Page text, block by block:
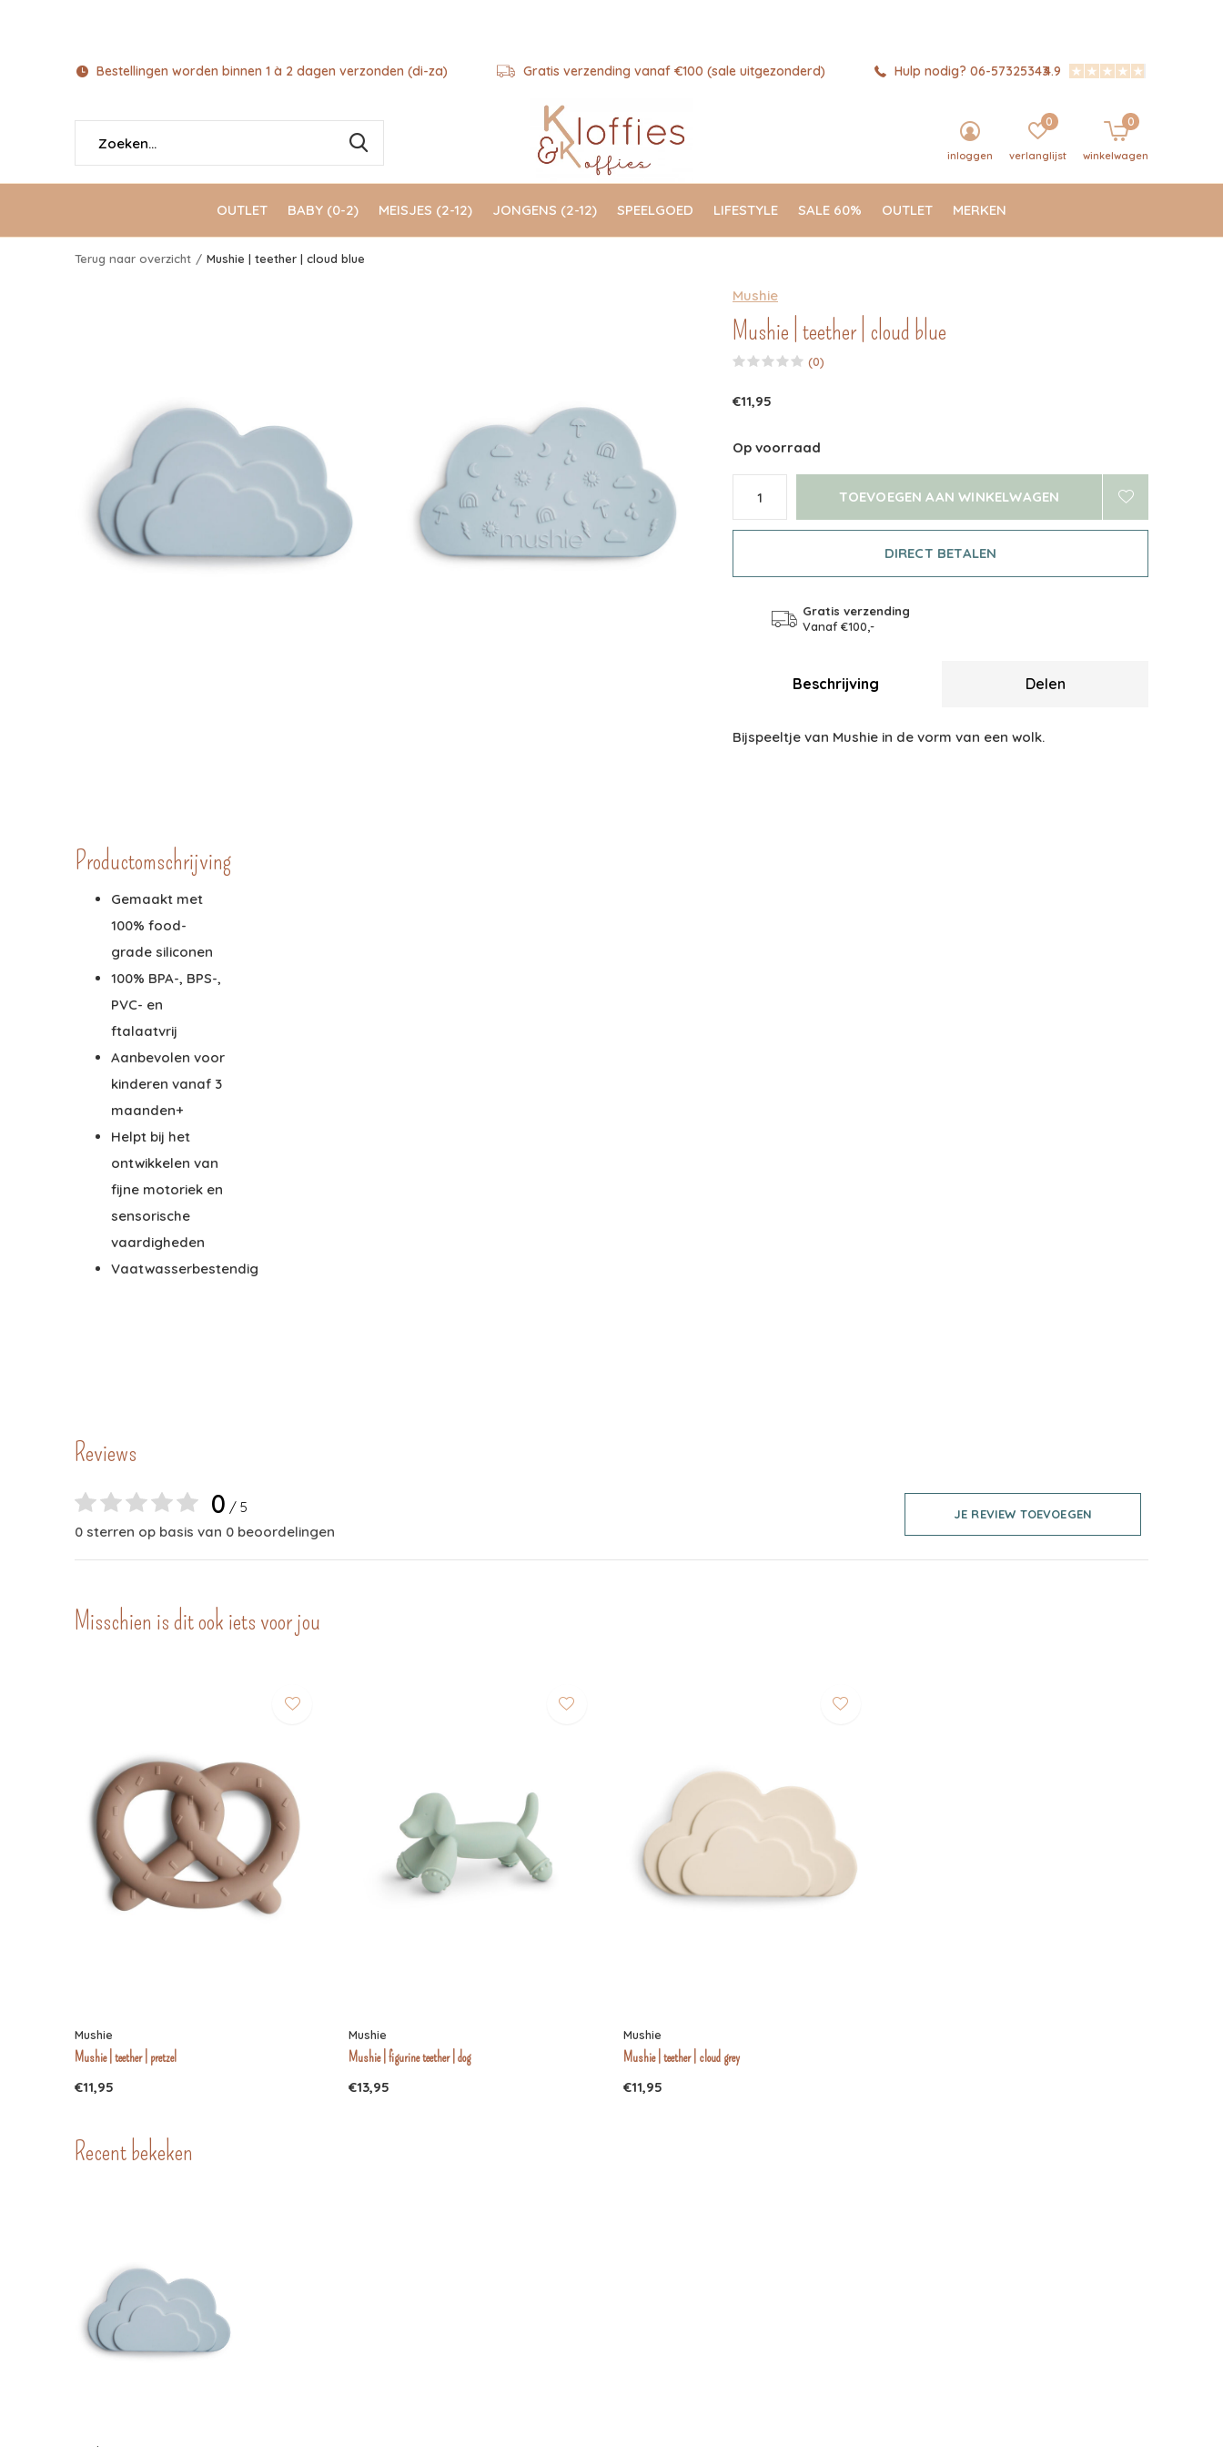
OUTLET BABY (0-2) MEISJES (2-12) JONGENS (2-12) SPEELGOED LIFESTYLE SALE 60% OUTLET MERKEN
inloggen verlanglijst
0
winkelwagen
0
Bestellingen worden binnen 1 à 2 dagen verzonden (di-za) Gratis verzending vanaf €100 (sale uitgezonderd) Hulp nodig? 06-573253434.9
Terug naar overzicht Mushie | teether | cloud blue
Mushie
Mushie | teether | cloud blue
(0)
€11,95
Op voorraad
TOEVOEGEN AAN WINKELWAGEN
DIRECT BETALEN
Gratis verzending
Vanaf €100,-
Beschrijving Delen
Bijspeeltje van Mushie in de vorm van een wolk.
Productomschrijving
Gemaakt met
100% food-
grade siliconen
100% BPA-, BPS-,
PVC- en
ftalaatvrij
Aanbevolen voor
kinderen vanaf 3
maanden+
Helpt bij het
ontwikkelen van
fijne motoriek en
sensorische
vaardigheden
Vaatwasserbestendig
Reviews
0 / 5
0 sterren op basis van 0 beoordelingen
JE REVIEW TOEVOEGEN
Misschien is dit ook iets voor jou
Mushie
Mushie | teether | pretzel
€11,95
Mushie
Mushie | figurine teether | dog
€13,95
Mushie
Mushie | teether | cloud grey
€11,95
Recent bekeken